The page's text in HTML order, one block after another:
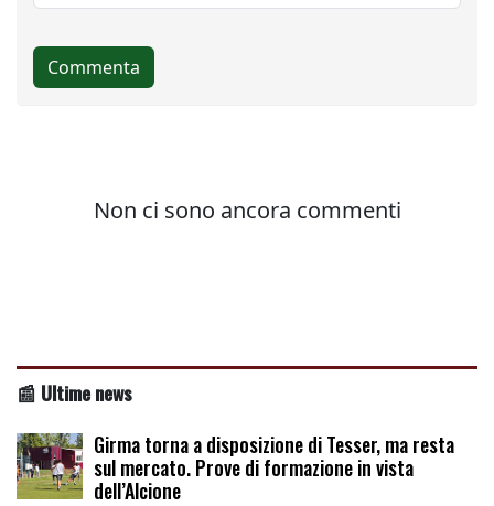
📰 Ultime news
Girma torna a disposizione di Tesser, ma resta
sul mercato. Prove di formazione in vista
dell’Alcione